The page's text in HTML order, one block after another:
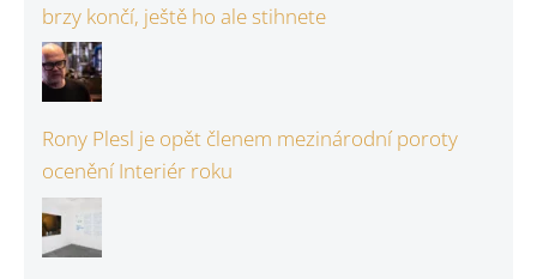
brzy končí, ještě ho ale stihnete
Rony Plesl je opět členem mezinárodní poroty
ocenění Interiér roku